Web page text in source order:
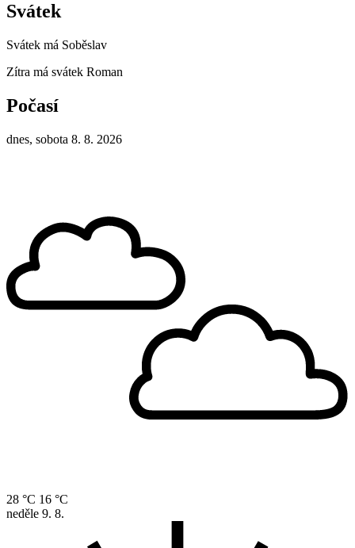
Svátek
Svátek má Soběslav
Zítra má svátek Roman
Počasí
dnes, sobota 8. 8. 2026
28 °C 16 °C
neděle 9. 8.